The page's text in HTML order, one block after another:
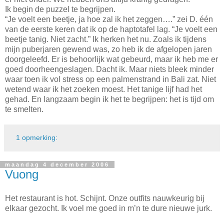
Ik begin de puzzel te begrijpen.
“Je voelt een beetje, ja hoe zal ik het zeggen….” zei D. één
van de eerste keren dat ik op de haptotafel lag. “Je voelt een
beetje tanig. Niet zacht.” Ik herken het nu. Zoals ik tijdens
mijn puberjaren gewend was, zo heb ik de afgelopen jaren
doorgeleefd. Er is behoorlijk wat gebeurd, maar ik heb me er
goed doorheengeslagen. Dacht ik. Maar niets bleek minder
waar toen ik vol stress op een palmenstrand in Bali zat. Niet
wetend waar ik het zoeken moest. Het tanige lijf had het
gehad. En langzaam begin ik het te begrijpen: het is tijd om
te smelten.
1 opmerking:
maandag 4 december 2006
Vuong
Het restaurant is hot. Schijnt. Onze outfits nauwkeurig bij
elkaar gezocht. Ik voel me goed in m’n te dure nieuwe jurk.